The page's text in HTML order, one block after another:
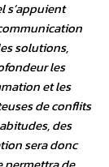
s’appuient
solutions,
les
et les
de conflits
des
sera donc